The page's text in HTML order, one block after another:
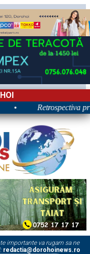
Retrospectiva
importante va rugam sa ne
redactia@dorohoinews.ro